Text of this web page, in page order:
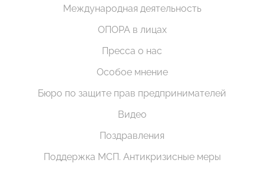
Международная деятельность
ОПОРА в лицах
Пресса о нас
Особое мнение
Бюро по защите прав предпринимателей
Видео
Поздравления
Поддержка МСП. Антикризисные меры